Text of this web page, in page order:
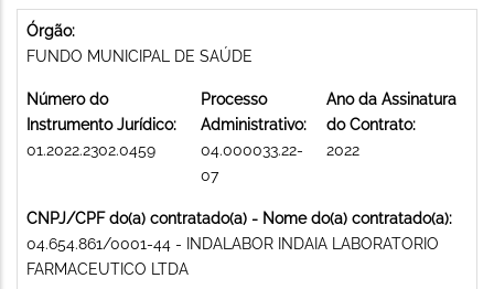
Órgão:
FUNDO MUNICIPAL DE SAÚDE
Número do
Instrumento Jurídico:
01.2022.2302.0459
Processo
Administrativo:
04.000033.22-
07
Ano da Assinatura
do Contrato:
2022
CNPJ/CPF do(a) contratado(a) - Nome do(a) contratado(a):
04.654.861/0001-44 - INDALABOR INDAIA LABORATORIO
FARMACEUTICO LTDA